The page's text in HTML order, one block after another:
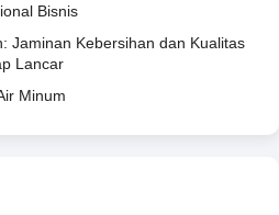
Bisnis
Jaminan Kebersihan dan Kualitas
Lancar
Minum